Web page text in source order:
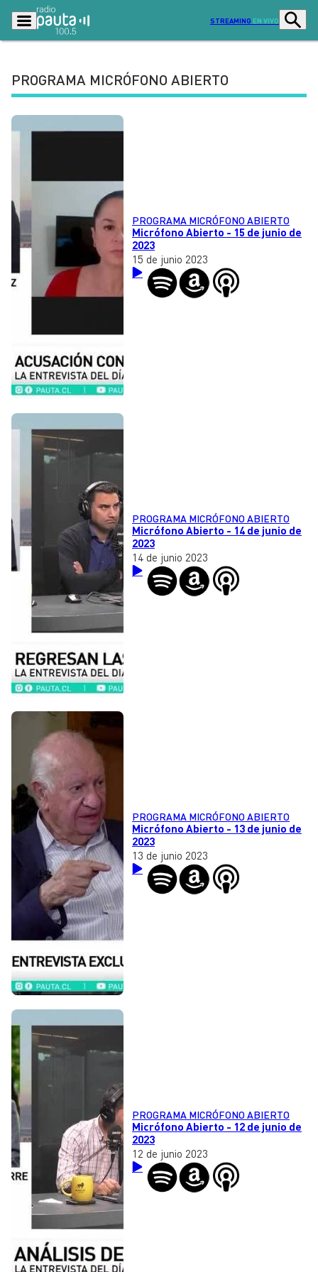
STREAMING EN VIVO
Lo Último
Tendencias Deportes
Entretención y Cultura
Dato en Pauta
Contenido Patrocinado
PROGRAMA MICRÓFONO ABIERTO
PROGRAMA MICRÓFONO ABIERTO
Micrófono Abierto - 15 de junio de
2023
15 de junio 2023
PROGRAMA MICRÓFONO ABIERTO
Micrófono Abierto - 14 de junio de
2023
14 de junio 2023
PROGRAMA MICRÓFONO ABIERTO
Micrófono Abierto - 13 de junio de
2023
13 de junio 2023
PROGRAMA MICRÓFONO ABIERTO
Micrófono Abierto - 12 de junio de
2023
12 de junio 2023